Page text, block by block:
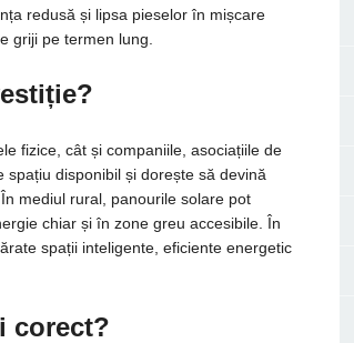
redusă și lipsa pieselor în mișcare
griji pe termen lung.
fizice, cât și companiile, asociațiile de
disponibil și dorește să devină
mediul rural, panourile solare pot
chiar și în zone greu accesibile. În
spații inteligente, eficiente energetic
corect?